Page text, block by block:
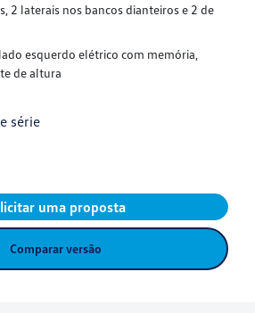
2 laterais nos bancos dianteiros e 2 de
esquerdo elétrico com memória,
de altura
série
uma proposta
Comparar versão